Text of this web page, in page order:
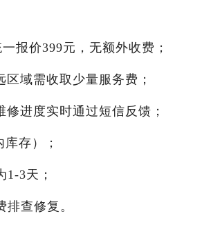
报价399元，无额外收费；
域需收取少量服务费；
进度实时通过短信反馈；
存）；
3天；
查修复。